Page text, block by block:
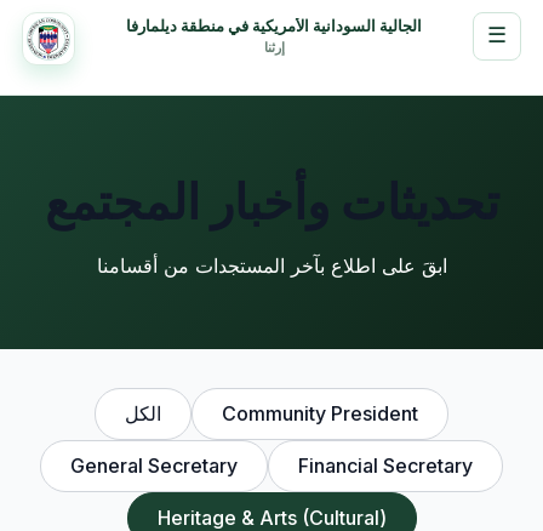
الجالية السودانية الأمريكية في منطقة ديلمارفا
إرثنا ☰
تحديثات وأخبار المجتمع
ابقَ على اطلاع بآخر المستجدات من أقسامنا
الكل Community President
General Secretary Financial Secretary
Heritage & Arts (Cultural)